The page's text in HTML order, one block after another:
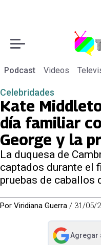
Podcast Videos
Celebridades
Kate
día familiar
George y la
La duquesa de
captados durante el
pruebas de caballos
Por Viridiana Guerra / 31/05/
Agregar
abre en nueva